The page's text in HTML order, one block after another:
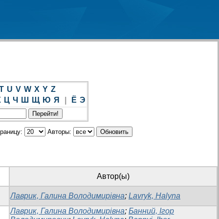
U V W X Y Z
Ц Ч Ш Щ Ю Я Ё Э
Авторы:
Автор(ы)
Лаврик, Галина Володимирівна; Lavryk, Halyna
Лаврик, Галина Володимирівна; Банний, Ігор